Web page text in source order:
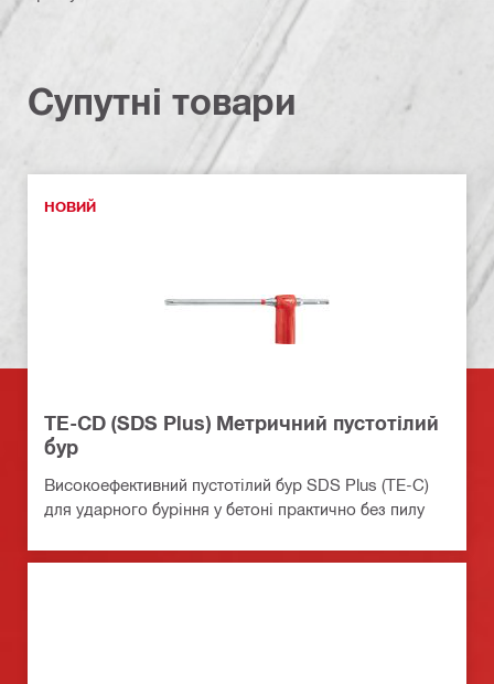
Супутні товари
НОВИЙ
TE-CD (SDS Plus) Метричний пустотілий
бур
Високоефективний пустотілий бур SDS Plus (TE-C)
для ударного буріння у бетоні практично без пилу